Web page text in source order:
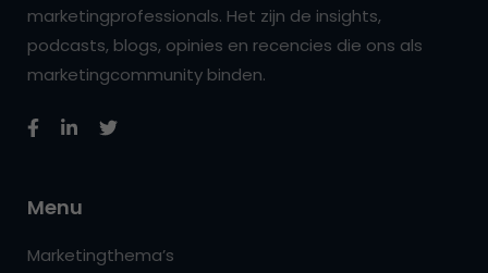
marketingprofessionals. Het zijn de insights,
podcasts, blogs, opinies en recencies die ons als
marketingcommunity binden.
Menu
Marketingthema’s